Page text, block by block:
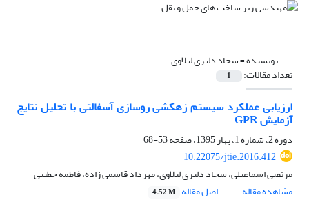
نویسنده =سجاد دلیری لیلاوی
تعداد مقالات: 1
ارزیابی عملکرد سیستم زهکشی روسازی آسفالتی با تحلیل نتایج
آزمایش GPR
دوره 2، شماره 1، بهار 1395، صفحه
53-68
10.22075/jtie.2016.412
مرتضی اسماعیلی، سجاد دلیری لیلاوی، مهرداد قاسمی زاده، فاطمه خطیبی
مشاهده مقاله
اصل مقاله 4.52 M